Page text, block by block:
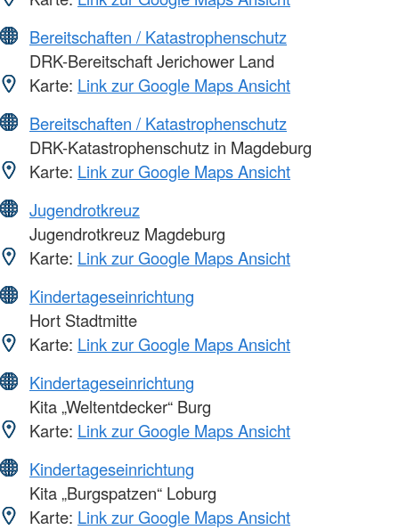
Bereitschaften / Katastrophenschutz
DRK-Bereitschaft Jerichower Land
Karte: Link zur Google Maps Ansicht
Bereitschaften / Katastrophenschutz
DRK-Katastrophenschutz in Magdeburg
Karte: Link zur Google Maps Ansicht
Jugendrotkreuz
Jugendrotkreuz Magdeburg
Karte: Link zur Google Maps Ansicht
Kindertageseinrichtung
Hort Stadtmitte
Karte: Link zur Google Maps Ansicht
Kindertageseinrichtung
Kita „Weltentdecker“ Burg
Karte: Link zur Google Maps Ansicht
Kindertageseinrichtung
Kita „Burgspatzen“ Loburg
Karte: Link zur Google Maps Ansicht